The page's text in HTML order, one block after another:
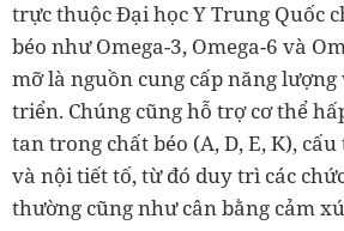
trực thuộc Đại học Y Trung Quốc
béo như Omega-3, Omega-6 và
mỡ là nguồn cung cấp năng
triển. Chúng cũng hỗ trợ cơ thể
tan trong chất béo (A, D, E, K),
và nội tiết tố, từ đó duy trì các
thường cũng như cân bằng cảm